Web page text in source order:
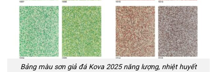
Bảng màu sơn giả đá Kova 2025 năng lượng, nhiệt huyết